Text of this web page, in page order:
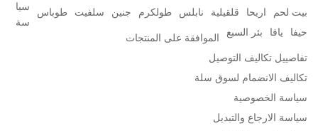
بيت لحم
اريحا قلقيلية نابلس طولكرم جنين سلفيت
طوباس
حيفا
يافا بئر السبع
سيا
سة
الموافقة على المنتجات
تفاصييل تكاليف التوصيل
تكاليف الانضمام لسوق سلة
سياسة الخصوصية
سياسة الارجاع والتبديل